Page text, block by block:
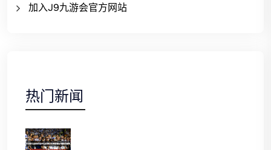
加入J9九游会官方网站
热门新闻